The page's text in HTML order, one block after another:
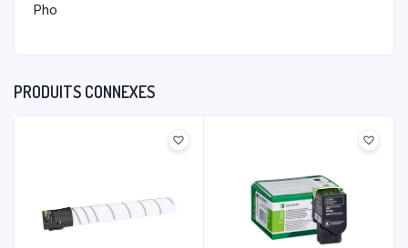
Pho
PRODUITS CONNEXES